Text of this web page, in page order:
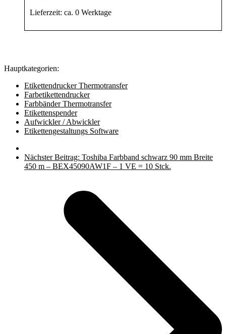
Lieferzeit: ca. 0 Werktage
Hauptkategorien:
Etikettendrucker Thermotransfer
Farbetikettendrucker
Farbbänder Thermotransfer
Etikettenspender
Aufwickler / Abwickler
Etikettengestaltungs Software
Nächster Beitrag: Toshiba Farbband schwarz 90 mm Breite
450 m – BEX45090AW1F – 1 VE = 10 Stck.